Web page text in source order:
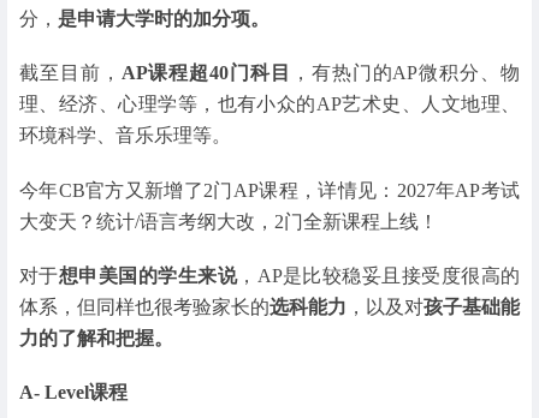
分， 是申请大学时的加分项。
截至目前， AP课程超40门科目
，有热门的AP微积分、物
理、经济、心理学等，也有小众的AP艺术史、人文地理、
环境科学、音乐乐理等。
今年CB官方又新增了2门AP课程，详情见：2027年AP考试
大变天？统计/语言考纲大改，2门全新课程上线！
对于想申美国的学生来说，AP是比较稳妥且接受度很高的
体系，但同样也很考验家长的选科能力 ，以及对孩子基础能
力的了解和把握。
A- Level课程